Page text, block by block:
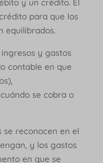
y un crédito. El
para que los
equilibrados.
ingresos y gastos
contable en que
se cobra o
se reconocen en el
y los gastos
en que se